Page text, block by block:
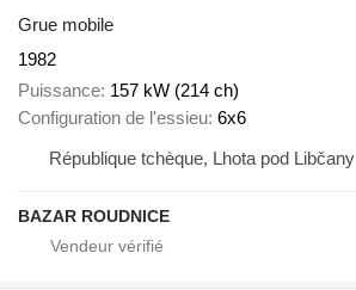
Grue mobile
1982
Puissance 157 kW (214 ch)
Configuration de l'essieu 6x6
République tchèque, Lhota pod Libčany
BAZAR ROUDNICE